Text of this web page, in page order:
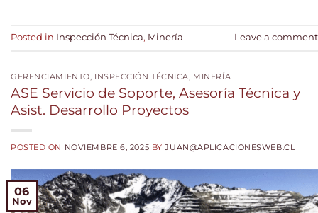
Posted in Inspección Técnica, Minería Leave a comment
GERENCIAMIENTO INSPECCIÓN TÉCNICA MINERÍA
ASE Servicio de Soporte, Asesoría Técnica y
Asist. Desarrollo Proyectos
POSTED ON NOVIEMBRE 6, 2025 BYJUAN@APLICACIONESWEB.CL
06
Nov